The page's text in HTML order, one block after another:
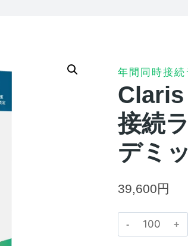
年間同時接続
Claris
接続
デミ
39,600円
Claris
FileMaker